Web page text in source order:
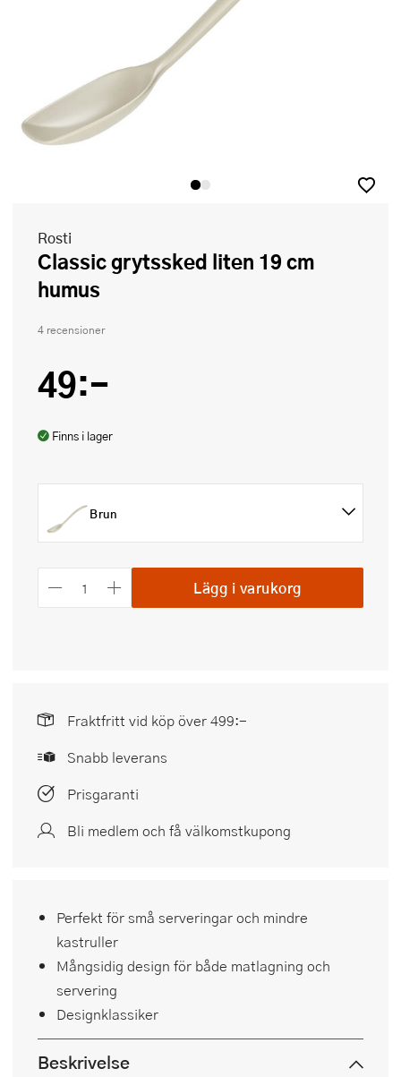
Rosti
Classic grytssked liten 19 cm
humus
4 recensioner
49:-
Finns i lager
Brun
Lägg i varukorg
Fraktfritt vid köp över 499:-
Snabb leverans
Prisgaranti
Bli medlem och få välkomstkupong
Perfekt för små serveringar och mindre
kastruller
Mångsidig design för både matlagning och
servering
Designklassiker
Beskrivelse